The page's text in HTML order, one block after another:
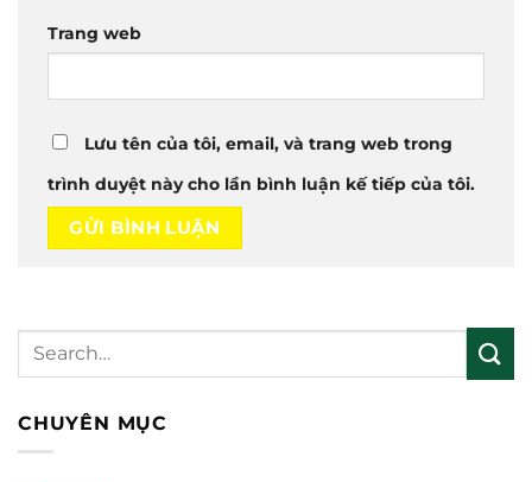
Trang web
Lưu tên của tôi, email, và trang web trong
trình duyệt này cho lần bình luận kế tiếp của tôi.
CHUYÊN MỤC